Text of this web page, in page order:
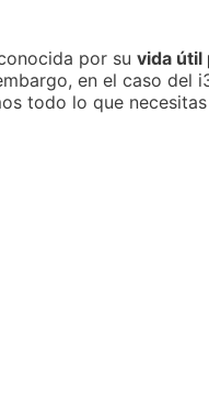
por su vida útil
en el caso del
todo lo que